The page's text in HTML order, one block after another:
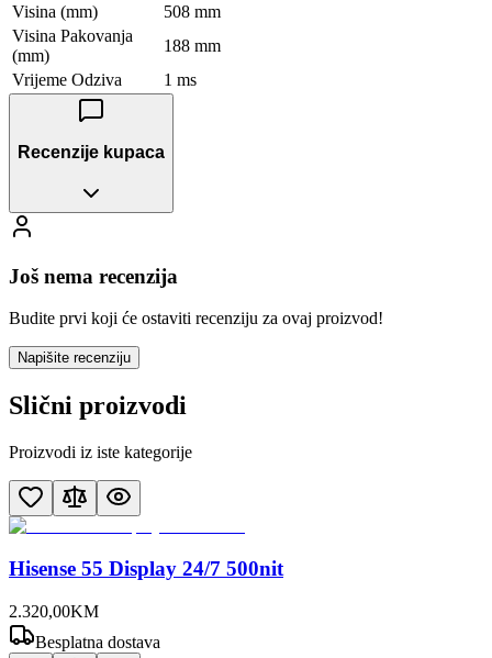
Visina (mm)
508 mm
Visina Pakovanja
(mm)
188 mm
Vrijeme Odziva
1 ms
Recenzije kupaca
Još nema recenzija
Budite prvi koji će ostaviti recenziju za ovaj proizvod!
Napišite recenziju
Slični proizvodi
Proizvodi iz iste kategorije
Hisense 55 Display 24/7 500nit
2.320,00KM
Besplatna dostava